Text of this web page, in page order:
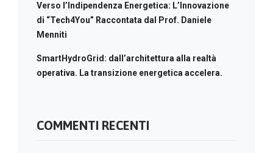
Verso l’Indipendenza Energetica: L’Innovazione
di “Tech4You” Raccontata dal Prof. Daniele
Menniti
SmartHydroGrid: dall’architettura alla realtà
operativa. La transizione energetica accelera.
COMMENTI RECENTI